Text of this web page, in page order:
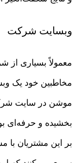
وبسایت‌ شرکت
معمولاً بسیاری از
مخاطبین خود یک
موشن در سایت
بخشیده و حرفه‌ای
بر این مشتریان